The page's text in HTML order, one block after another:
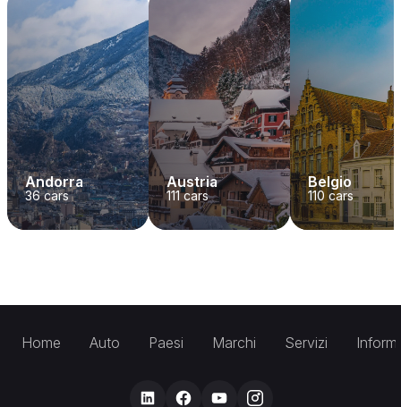
Andorra
36cars
Austria
111cars
Belgio
110 cars
Home Auto Paesi Marchi Servizi